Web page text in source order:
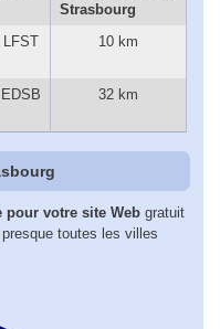
Strasbourg
LFST 10 km
EDSB 32 km
votre site Web gratuit
toutes les villes